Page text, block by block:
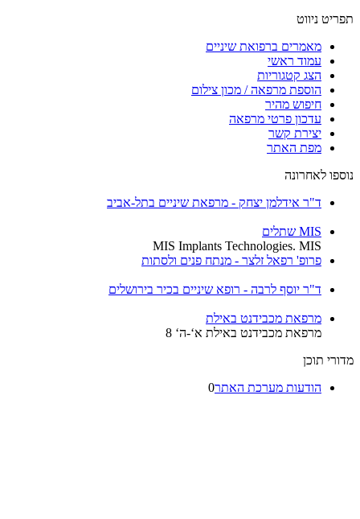
תפריט ניווט
מאמרים ברפואת שיניים
עמוד ראשי
הצג קטגוריות
הוספת מרפאה / מכון צילום
חיפוש מהיר
עדכון פרטי מרפאה
יצירת קשר
מפת האתר
נוספו לאחרונה
ד"ר אידלמן יצחק - מרפאת שיניים בתל-אביב
MIS שתלים
MIS Implants Technologies. MIS
פרופ' רפאל זלצר - מנתח פנים ולסתות
ד"ר יוסף לרבה - רופא שיניים בכיר בירושלים
מרפאת מכבידנט באילת
מרפאת מכבידנט באילת א‘-ה‘ 8
מדורי תוכן
הודעות מערכת האתר0